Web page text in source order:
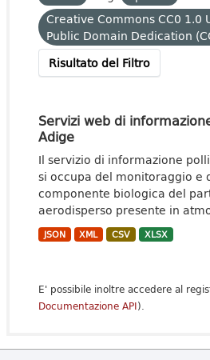
Creative Commons CC0 1.0
Public Domain Dedication
Risultato del Filtro
Servizi web di
Adige
Il servizio di informazione
si occupa del monitoraggio e
componente biologica del
aerodisperso presente in
JSON XML CSV XLSX
E' possibile inoltre accedere al
Documentazione API).